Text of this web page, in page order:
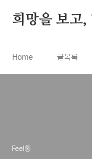
희망을 보고,
Home 글목록
Feel통